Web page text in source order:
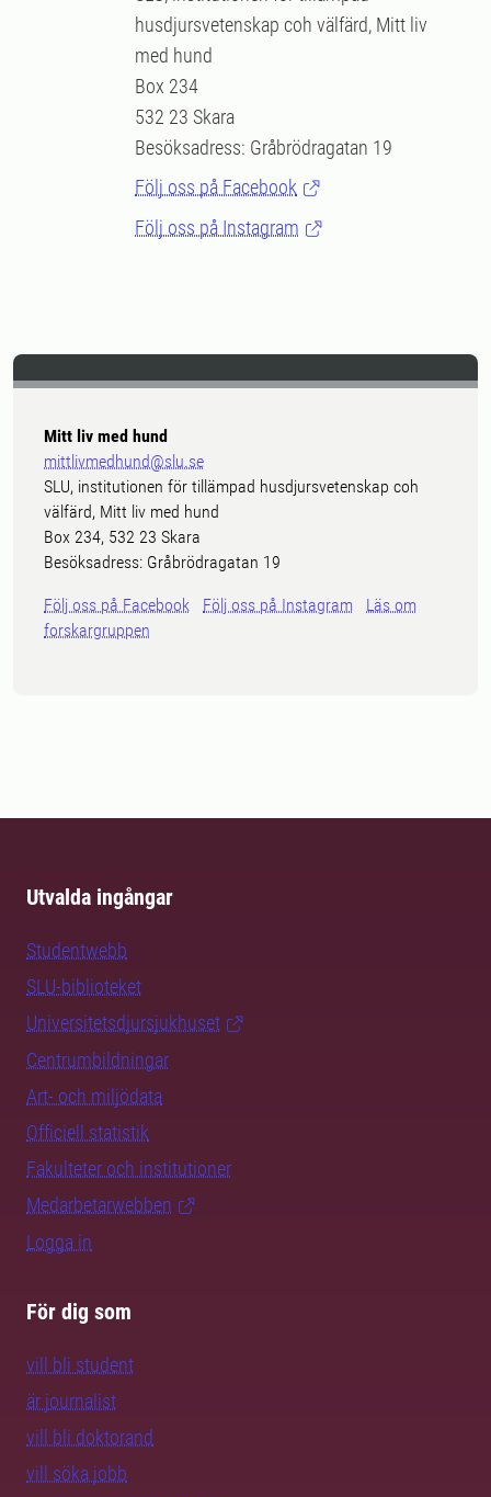
husdjursvetenskap coh välfärd, Mitt liv
med hund
Box 234
532 23 Skara
Besöksadress: Gråbrödragatan 19
Följ oss på Facebook
Följ oss på Instagram
Mitt liv med hund
mittlivmedhund@slu.se
SLU, institutionen för tillämpad husdjursvetenskap coh
välfärd, Mitt liv med hund
Box 234, 532 23 Skara
Besöksadress: Gråbrödragatan 19
Följ oss på Facebook Följ oss på Instagram
Läs om
forskargruppen
Utvalda ingångar
Studentwebb
SLU-biblioteket
Universitetsdjursjukhuset
Centrumbildningar
Art- och miljödata
Officiell statistik
Fakulteter och institutioner
Medarbetarwebben
Logga in
För dig som
vill bli student
är journalist
vill bli doktorand
vill söka jobb